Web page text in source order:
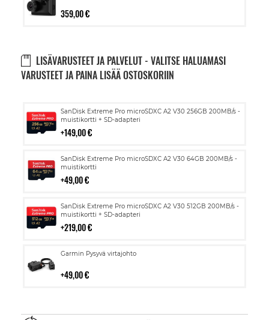
359,00 €
LISÄVARUSTEET JA PALVELUT - VALITSE HALUAMASI
VARUSTEET JA PAINA LISÄÄ OSTOSKORIIN
SanDisk Extreme Pro microSDXC A2 V30 256GB 200MB/s -
muistikortti + SD-adapteri
149,00 €
Lisää
ostoskoriin
SanDisk Extreme Pro microSDXC A2 V30 64GB 200MB/s -
muistikortti
49,00 €
Lisää
ostoskoriin
SanDisk Extreme Pro microSDXC A2 V30 512GB 200MB/s -
muistikortti + SD-adapteri
219,00 €
Lisää
ostoskoriin
Garmin Pysyvä virtajohto
49,00 €
Lisää